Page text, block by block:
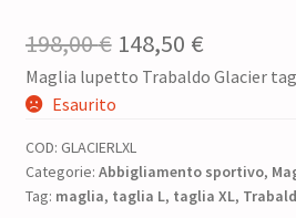
198,00€ Il
prezzo
era:
198,00 €.
148,50 €Il
prezzo
148,50 €.
Maglia lupetto Trabaldo Glacier
Esaurito
COD: GLACIERLXL
Categorie: Abbigliamento sportivo,
Tag: maglia, taglia L, taglia XL,